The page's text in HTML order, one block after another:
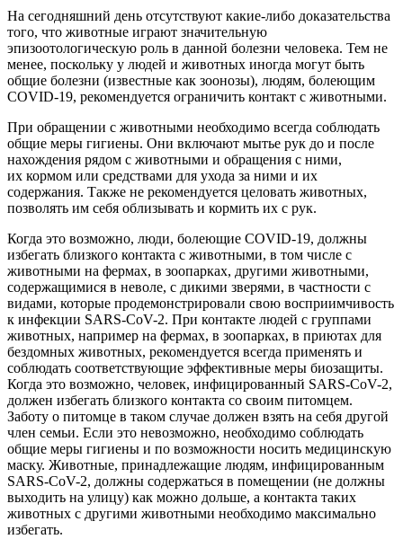
На сегодняшний день отсутствуют какие-либо доказательства
того, что животные играют значительную
эпизоотологическую роль в данной болезни человека. Тем не
менее, поскольку у людей и животных иногда могут быть
общие болезни (известные как зоонозы), людям, болеющим
COVID-19, рекомендуется ограничить контакт с животными.
При обращении с животными необходимо всегда соблюдать
общие меры гигиены. Они включают мытье рук до и после
нахождения рядом с животными и обращения с ними,
их кормом или средствами для ухода за ними и их
содержания. Также не рекомендуется целовать животных,
позволять им себя облизывать и кормить их с рук.
Когда это возможно, люди, болеющие COVID-19, должны
избегать близкого контакта с животными, в том числе с
животными на фермах, в зоопарках, другими животными,
содержащимися в неволе, с дикими зверями, в частности с
видами, которые продемонстрировали свою восприимчивость
к инфекции SARS-CoV-2. При контакте людей с группами
животных, например на фермах, в зоопарках, в приютах для
бездомных животных, рекомендуется всегда применять и
соблюдать соответствующие эффективные меры биозащиты.
Когда это возможно, человек, инфицированный SARS-CoV-2,
должен избегать близкого контакта со своим питомцем.
Заботу о питомце в таком случае должен взять на себя другой
член семьи. Если это невозможно, необходимо соблюдать
общие меры гигиены и по возможности носить медицинскую
маску. Животные, принадлежащие людям, инфицированным
SARS-CoV-2, должны содержаться в помещении (не должны
выходить на улицу) как можно дольше, а контакта таких
животных с другими животными необходимо максимально
избегать.